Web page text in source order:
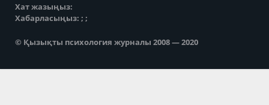
Хат жазыңыз:
Хабарласыңыз: ; ;
© Қызықты психология журналы 2008 — 2020